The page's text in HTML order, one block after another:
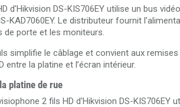
d'Hikvision DS-KIS706EY utilise un bus
KAD7060EY. Le distributeur fournit
de porte et les moniteurs.
simplifie le câblage et convient aux
la platine et l’écran intérieur.
platine de rue
2 fils HD d'Hikvision DS-KIS706EY